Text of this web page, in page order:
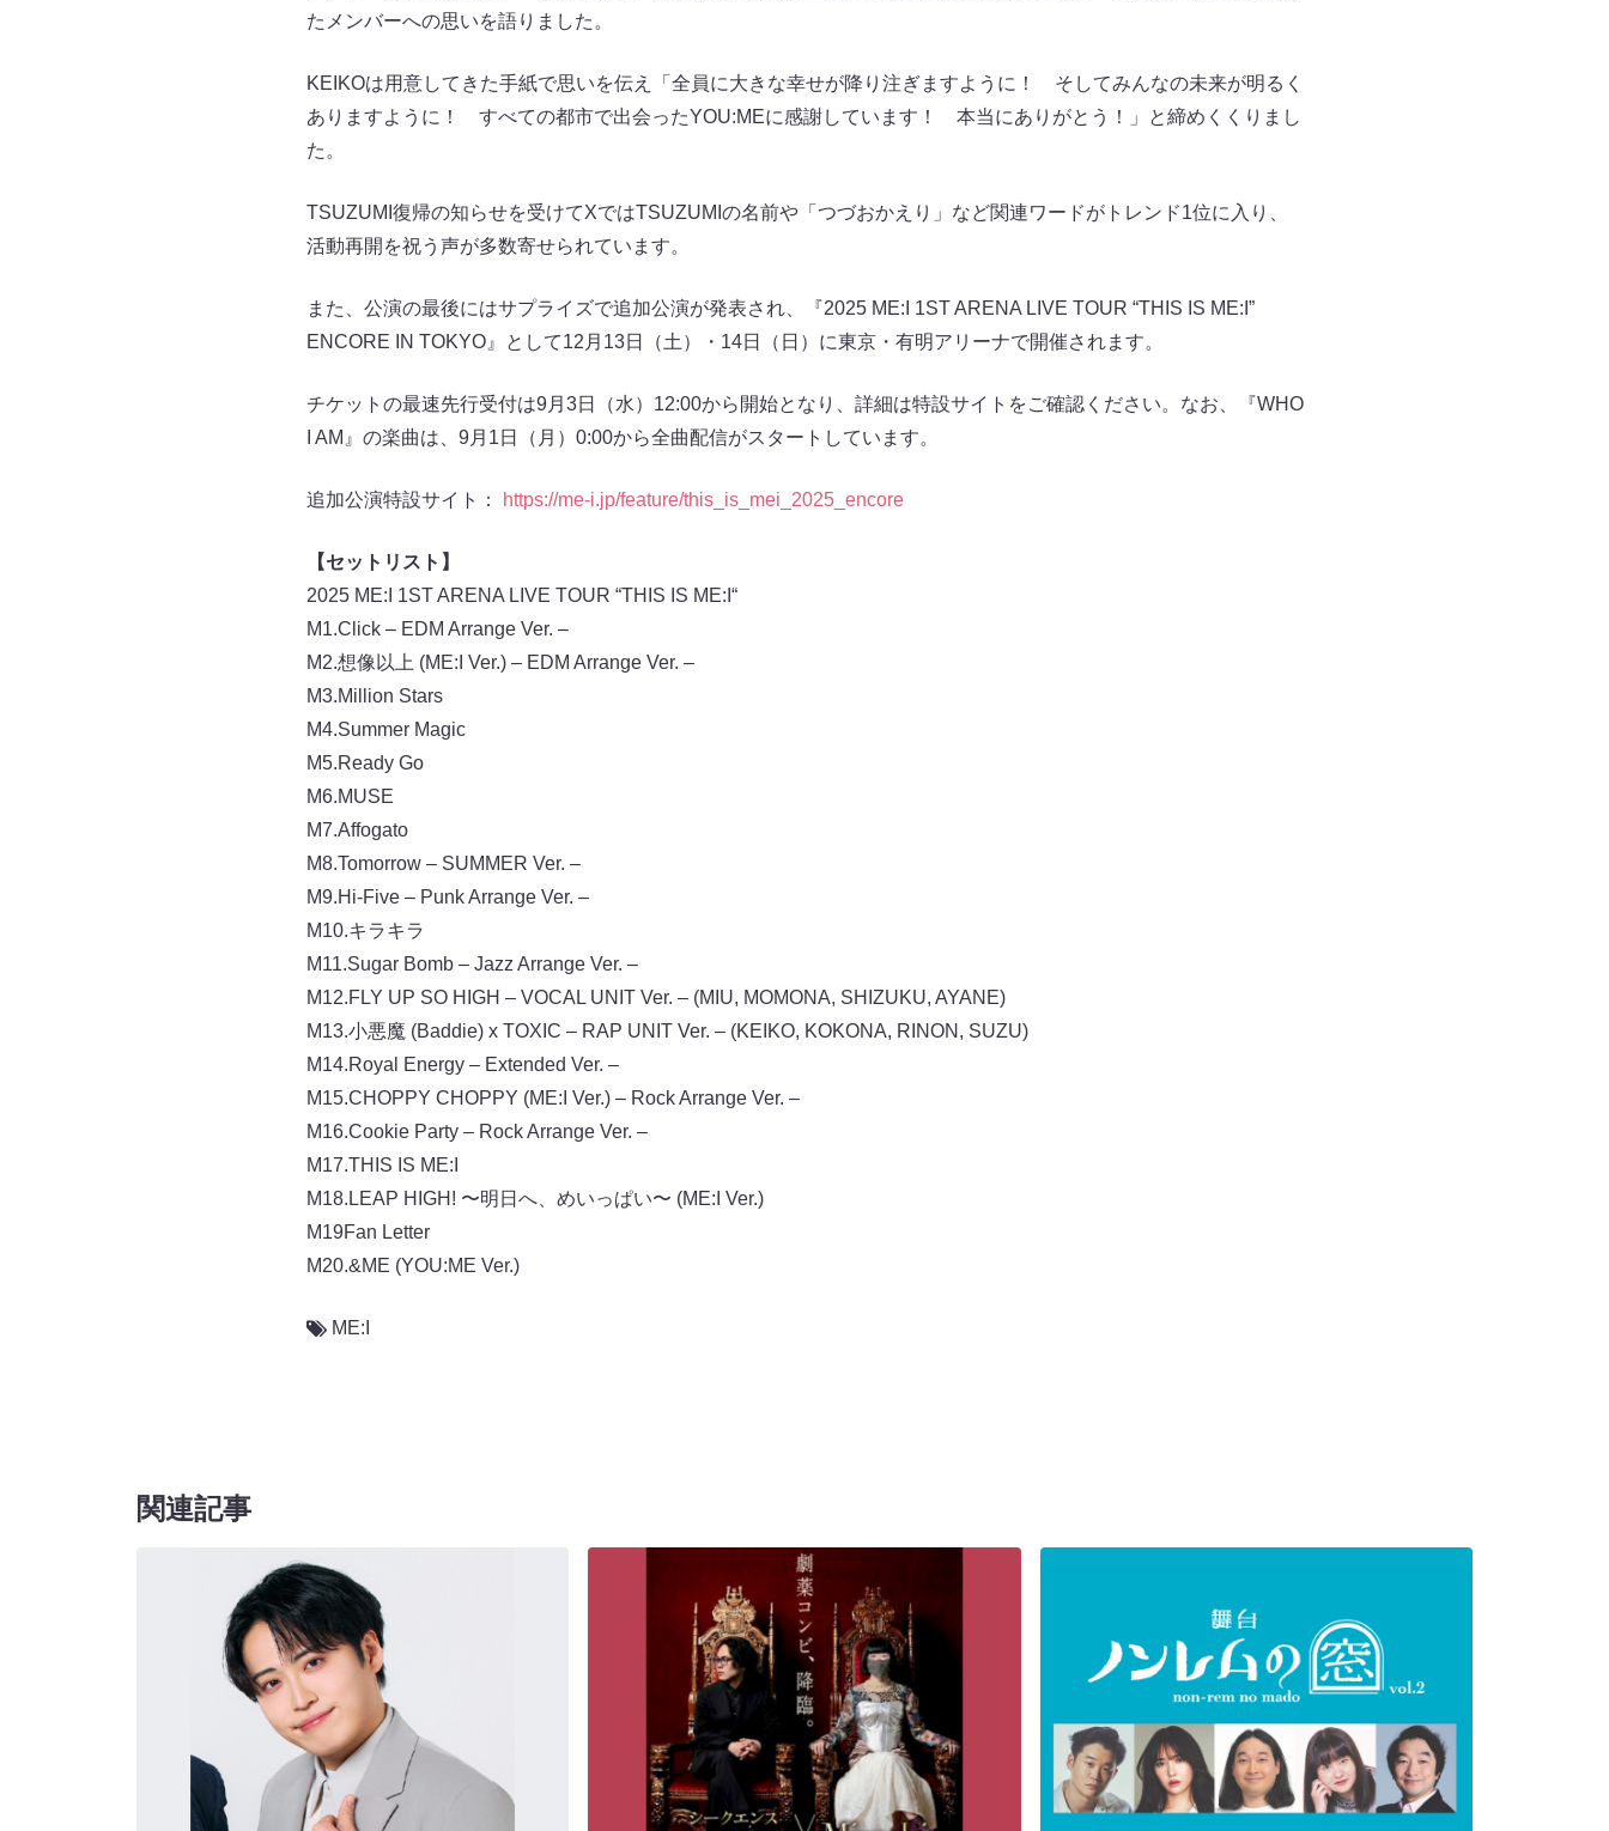
たメンバーへの思いを語りました。
KEIKOは用意してきた手紙で思いを伝え「全員に大きな幸せが降り注ぎますように！ そしてみんなの未来が明るく
ありますように！ すべての都市で出会ったYOU:MEに感謝しています！ 本当にありがとう！」と締めくくりまし
た。
TSUZUMI復帰の知らせを受けてXではTSUZUMIの名前や「つづおかえり」など関連ワードがトレンド1位に入り、
活動再開を祝う声が多数寄せられています。
また、公演の最後にはサプライズで追加公演が発表され、『2025 ME:I 1ST ARENA LIVE TOUR “THIS IS ME:I”
ENCORE IN TOKYO』として12月13日（土）・14日（日）に東京・有明アリーナで開催されます。
チケットの最速先行受付は9月3日（水）12:00から開始となり、詳細は特設サイトをご確認ください。なお、『WHO
I AM』の楽曲は、9月1日（月）0:00から全曲配信がスタートしています。
追加公演特設サイト： https://me-i.jp/feature/this_is_mei_2025_encore
【セットリスト】
2025 ME:I 1ST ARENA LIVE TOUR “THIS IS ME:I“
M1.Click – EDM Arrange Ver. –
M2.想像以上 (ME:I Ver.) – EDM Arrange Ver. –
M3.Million Stars
M4.Summer Magic
M5.Ready Go
M6.MUSE
M7.Affogato
M8.Tomorrow – SUMMER Ver. –
M9.Hi-Five – Punk Arrange Ver. –
M10.キラキラ
M11.Sugar Bomb – Jazz Arrange Ver. –
M12.FLY UP SO HIGH – VOCAL UNIT Ver. – (MIU, MOMONA, SHIZUKU, AYANE)
M13.小悪魔 (Baddie) x TOXIC – RAP UNIT Ver. – (KEIKO, KOKONA, RINON, SUZU)
M14.Royal Energy – Extended Ver. –
M15.CHOPPY CHOPPY (ME:I Ver.) – Rock Arrange Ver. –
M16.Cookie Party – Rock Arrange Ver. –
M17.THIS IS ME:I
M18.LEAP HIGH! 〜明日へ、めいっぱい〜 (ME:I Ver.)
M19Fan Letter
M20.&ME (YOU:ME Ver.)
ME:I
関連記事